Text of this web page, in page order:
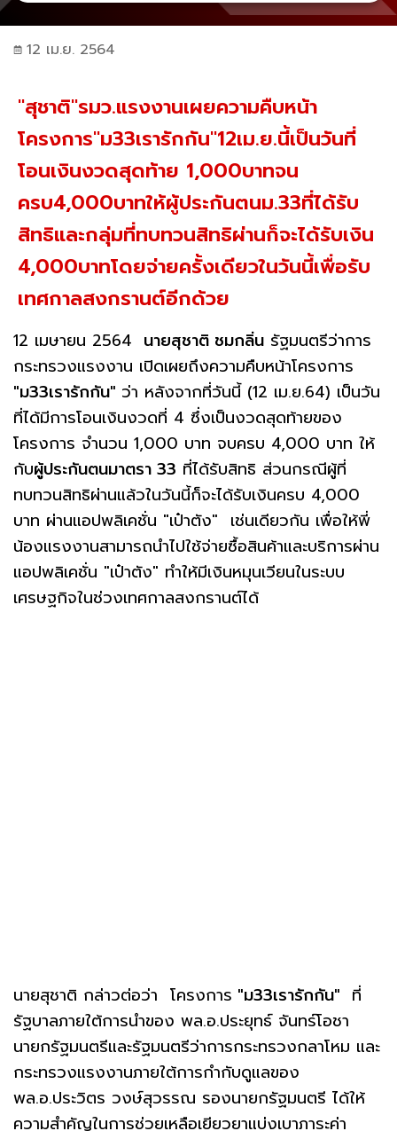
12 เม.ย. 2564
"สุชาติ"รมว.แรงงานเผยความคืบหน้า
โครงการ"ม33เรารักกัน"12เม.ย.นี้เป็นวันที่
โอนเงินงวดสุดท้าย 1,000บาทจน
ครบ4,000บาทให้ผู้ประกันตนม.33ที่ได้รับ
สิทธิและกลุ่มที่ทบทวนสิทธิผ่านก็จะได้รับเงิน
4,000บาทโดยจ่ายครั้งเดียวในวันนี้เพื่อรับ
เทศกาลสงกรานต์อีกด้วย
12 เมษายน 2564 นายสุชาติ ชมกลิ่น รัฐมนตรีว่าการ
กระทรวงแรงงาน เปิดเผยถึงความคืบหน้าโครงการ
"ม33เรารักกัน" ว่า หลังจากที่วันนี้ (12 เม.ย.64) เป็นวัน
ที่ได้มีการโอนเงินงวดที่ 4 ซึ่งเป็นงวดสุดท้ายของ
โครงการ จำนวน 1,000 บาท จบครบ 4,000 บาท ให้
กับผู้ประกันตนมาตรา 33 ที่ได้รับสิทธิ ส่วนกรณีผู้ที่
ทบทวนสิทธิผ่านแล้วในวันนี้ก็จะได้รับเงินครบ 4,000
บาท ผ่านแอปพลิเคชั่น "เป๋าตัง" เช่นเดียวกัน เพื่อให้พี่
น้องแรงงานสามารถนำไปใช้จ่ายซื้อสินค้าและบริการผ่าน
แอปพลิเคชั่น "เป๋าตัง" ทำให้มีเงินหมุนเวียนในระบบ
เศรษฐกิจในช่วงเทศกาลสงกรานต์ได้
นายสุชาติ กล่าวต่อว่า โครงการ "ม33เรารักกัน" ที่
รัฐบาลภายใต้การนำของ พล.อ.ประยุทธ์ จันทร์โอชา
นายกรัฐมนตรีและรัฐมนตรีว่าการกระทรวงกลาโหม และ
กระทรวงแรงงานภายใต้การกำกับดูแลของ
พล.อ.ประวิตร วงษ์สุวรรณ รองนายกรัฐมนตรี ได้ให้
ความสำคัญในการช่วยเหลือเยียวยาแบ่งเบาภาระค่า